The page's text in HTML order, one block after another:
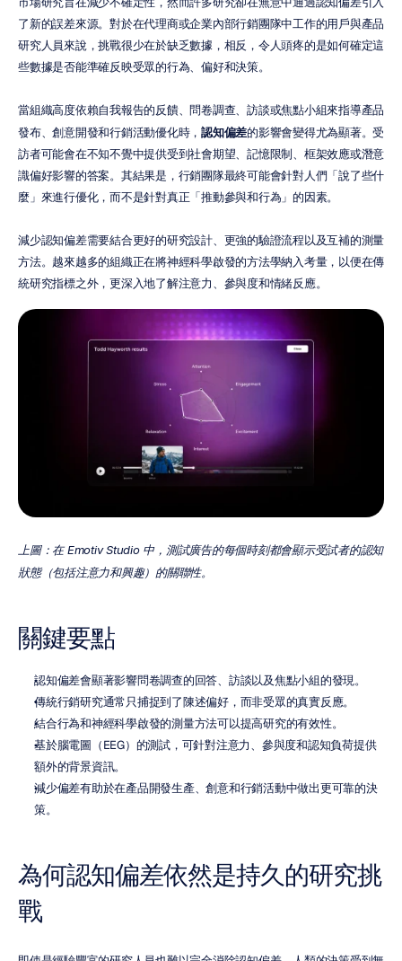
了新的誤差來源。對於在代理商或企業內部行銷團隊中工作的用戶與產品
研究人員來說，挑戰很少在於缺乏數據，相反，令人頭疼的是如何確定這
些數據是否能準確反映受眾的行為、偏好和決策。
當組織高度依賴自我報告的反饋、問卷調查、訪談或焦點小組來指導產品
發布、創意開發和行銷活動優化時， 認知偏差的影響會變得尤為顯著。受
訪者可能會在不知不覺中提供受到社會期望、記憶限制、框架效應或潛意
識偏好影響的答案。其結果是，行銷團隊最終可能會針對人們「說了些什
麼」來進行優化，而不是針對真正「推動參與和行為」的因素。
減少認知偏差需要結合更好的研究設計、更強的驗證流程以及互補的測量
方法。越來越多的組織正在將神經科學啟發的方法學納入考量，以便在傳
統研究指標之外，更深入地了解注意力、參與度和情緒反應。
上圖：在 Emotiv Studio 中，測試廣告的每個時刻都會顯示受試者的認知
狀態（包括注意力和興趣）的關聯性。
關鍵要點
認知偏差會顯著影響問卷調查的回答、訪談以及焦點小組的發現。
傳統行銷研究通常只捕捉到了陳述偏好，而非受眾的真實反應。
結合行為和神經科學啟發的測量方法可以提高研究的有效性。
基於腦電圖（EEG）的測試，可針對注意力、參與度和認知負荷提供
額外的背景資訊。
減少偏差有助於在產品開發生產、創意和行銷活動中做出更可靠的決
策。
為何認知偏差依然是持久的研究挑
戰